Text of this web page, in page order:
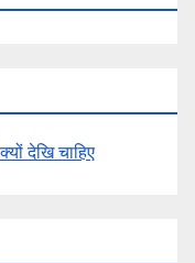
देखि चाहिए